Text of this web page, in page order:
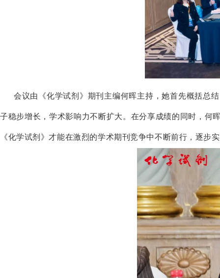
会议由《化学试剂》期刊主编何晖主持，她首先概括总
子稳步增长，学术影响力不断扩大。在分享成绩的同时，何
《化学试剂》才能在激烈的学术期刊竞争中不断前行，逐步